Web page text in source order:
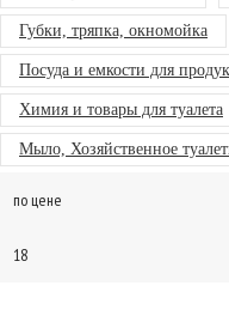
Губки, тряпка, окномойка
Посуда и емкости для
Химия и товары для туалета
Мыло, Хозяйственное
по цене
18